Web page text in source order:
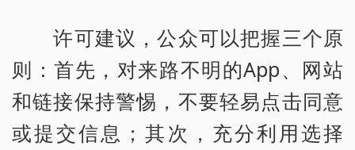
许可建议，公众可以把握三个原
则：首先，对来路不明的App、网站
和链接保持警惕，不要轻易点击同意
或提交信息；其次，充分利用选择